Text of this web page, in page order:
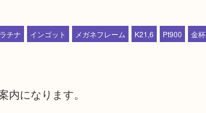
チナ インゴット メガネフレーム K21,6 Pt900 金杯
になります。